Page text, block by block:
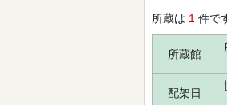
所蔵は 1 件で
所蔵館
配架日